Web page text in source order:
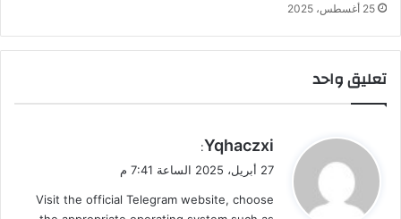
25 أغسطس، 2025
تعليق واحد
ي
ق
ل
Yqhaczxi
:
27 أبريل، 2025 الساعة 7:41 م
Visit the official Telegram website, choose